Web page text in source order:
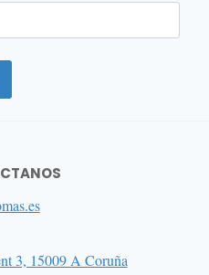
3, 15009 A Coruña